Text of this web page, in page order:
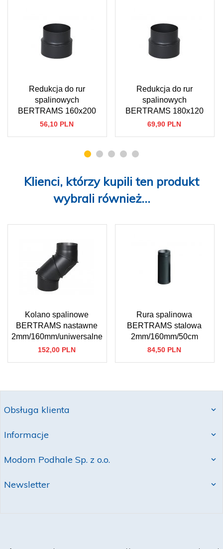
Redukcja do rur
spalinowych
BERTRAMS 160x200
56,10 PLN
Redukcja do rur
spalinowych
BERTRAMS 180x120
69,90 PLN
Klienci, którzy kupili ten produkt
wybrali również...
Kolano spalinowe
BERTRAMS nastawne
2mm/160mm/uniwersalne
152,00 PLN
Rura spalinowa
BERTRAMS stalowa
2mm/160mm/50cm
84,50 PLN
Obsługa klienta
Informacje
Modom Podhale Sp. z o.o.
Newsletter